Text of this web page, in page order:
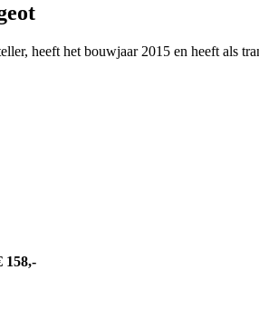
heeft het bouwjaar 2015 en heeft als
158,-